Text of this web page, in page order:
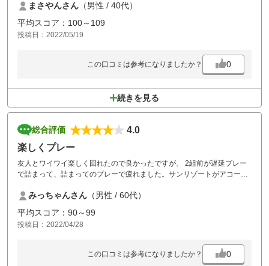
で食べれるのは素のカレーだけ。水もセルフ、おしぼりは機械から出て
くる紙おしぼり。風呂も使用できず。料金は依然と変わらず。お気に入
りの好きなゴルフ場だっただけに本当に残念です。
まさやんさん （男性 / 40代）
平均スコア：100～109
投稿日：2022/05/19
この口コミは参考になりましたか？ 0
続きを見る
総合評価
4.0
楽しくプレー
友人とワイワイ楽しく回れたので良かったですが、 2組前が遅延プレー
で詰まって、詰まってのプレーで疲れました。サンリゾートがアコーデ
たが、ロッカーもシャワーも使えないとの事で、これからの季節500円
位で使える様にして頂きたいと思いました。コースもコスパも良く、ま
た行きたいと思います。有難う御座いました。
みっちゃんさん （男性 / 60代）
平均スコア：90～99
投稿日：2022/04/28
この口コミは参考になりましたか？ 0